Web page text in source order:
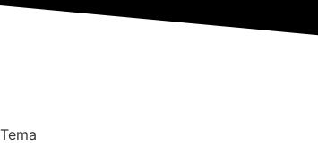
Tema